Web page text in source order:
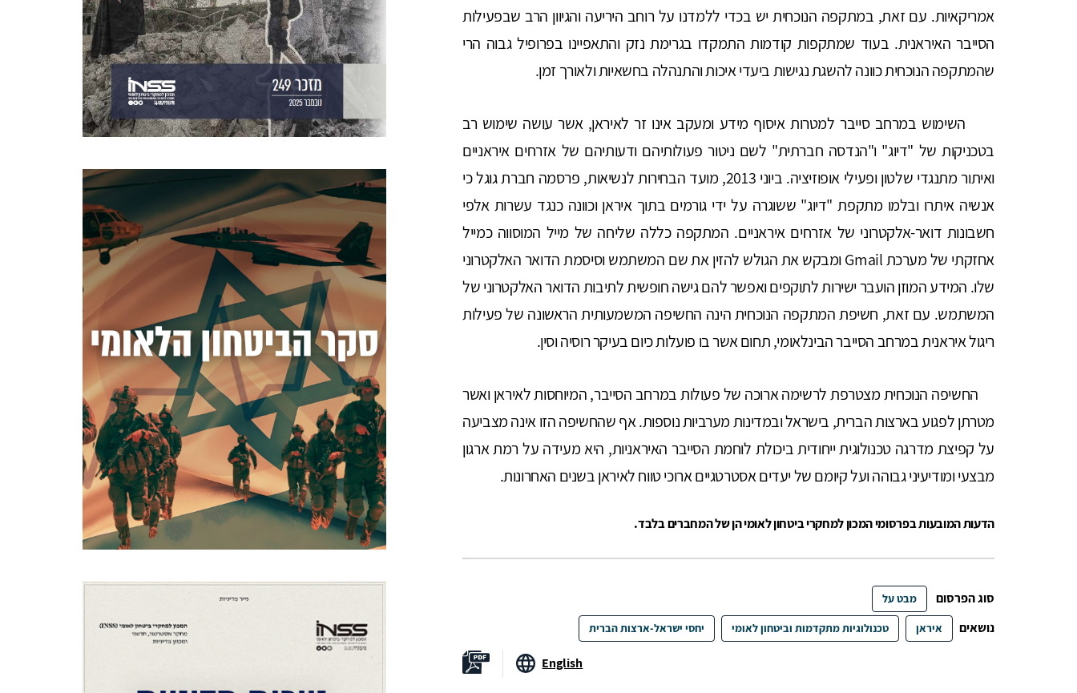
אמריקאיות. עם זאת, במתקפה הנוכחית יש בכדי ללמדנו על רוחב היריעה והגיוון הרב שבפעילות
הסייבר האיראנית. בעוד שמתקפות קודמות התמקדו בגרימת נזק והתאפיינו בפרופיל גבוה הרי
שהמתקפה הנוכחית כוונה להשגת נגישות ביעדי איכות והתנהלה בחשאיות ולאורך זמן.
השימוש במרחב סייבר למטרות איסוף מידע ומעקב אינו זר לאיראן, אשר עושה שימוש רב
בטכניקות של "דיוג" ו"הנדסה חברתית" לשם ניטור פעולותיהם ודעותיהם של אזרחים איראניים
ואיתור מתנגדי שלטון ופעילי אופוזיציה. ביוני 2013, מועד הבחירות לנשיאות, פרסמה חברת גוגל כי
אנשיה איתרו ובלמו מתקפת "דיוג" ששוגרה על ידי גורמים בתוך איראן וכוונה כנגד עשרות אלפי
חשבונות דואר-אלקטרוני של אזרחים איראניים. המתקפה כללה שליחה של מייל המוסווה כמייל
אחזקתי של מערכת Gmail ומבקש את הגולש להזין את שם המשתמש וסיסמת הדואר האלקטרוני
שלו. המידע המוזן הועבר ישירות לתוקפים ואפשר להם גישה חופשית לתיבות הדואר האלקטרוני של
המשתמש. עם זאת, חשיפת המתקפה הנוכחית הינה החשיפה המשמעותית הראשונה של פעילות
ריגול איראנית במרחב הסייבר הבינלאומי, תחום אשר בו פועלות כיום בעיקר רוסיה וסין.
החשיפה הנוכחית מצטרפת לרשימה ארוכה של פעולות במרחב הסייבר, המיוחסות לאיראן ואשר
מטרתן לפגוע בארצות הברית, בישראל ובמדינות מערביות נוספות. אף שהחשיפה הזו אינה מצביעה
על קפיצת מדרגה טכנולוגית ייחודית ביכולת לוחמת הסייבר האיראניות, היא מעידה על רמת ארגון
מבצעי ומודיעיני גבוהה ועל קיומם של יעדים אסטרטגיים ארוכי טווח לאיראן בשנים האחרונות.
הדעות המובעות בפרסומי המכון למחקרי ביטחון לאומי הן של המחברים בלבד.
סוג הפרסום מבט על
נושאים איראן טכנולוגיות מתקדמות וביטחון לאומי יחסי ישראל-ארצות הברית
English